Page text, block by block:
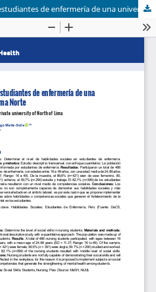
Habilidades sociales en estudiantes de enfermería de una universidad privada de Lima Norte